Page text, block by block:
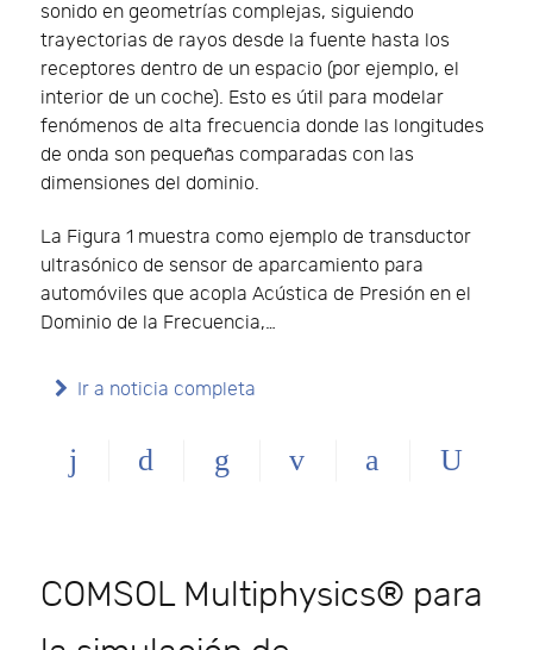
sonido en geometrías complejas, siguiendo
trayectorias de rayos desde la fuente hasta los
receptores dentro de un espacio (por ejemplo, el
interior de un coche). Esto es útil para modelar
fenómenos de alta frecuencia donde las longitudes
de onda son pequeñas comparadas con las
dimensiones del dominio.
La Figura 1 muestra como ejemplo de transductor
ultrasónico de sensor de aparcamiento para
automóviles que acopla Acústica de Presión en el
Dominio de la Frecuencia,…
Ir a noticia completa
COMSOL Multiphysics® para